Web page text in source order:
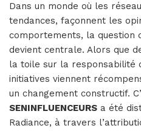
Dans un monde où les
tendances, façonnent les
comportements, la question
devient centrale. Alors que
la toile sur la responsabilité
initiatives viennent
un changement constructif.
SENINFLUENCEURS a été
Radiance, à travers